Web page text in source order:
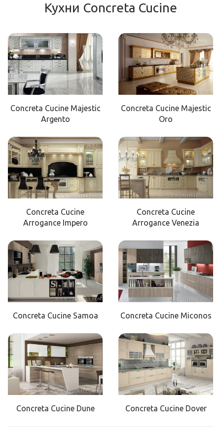
Кухни Concreta Cucine
Concreta Cucine Majestic
Argento
Concreta Cucine Majestic
Oro
Concreta Cucine
Arrogance Impero
Concreta Cucine
Arrogance Venezia
Concreta Cucine Samoa Concreta Cucine Miconos
Concreta Cucine Dune Concreta Cucine Dover